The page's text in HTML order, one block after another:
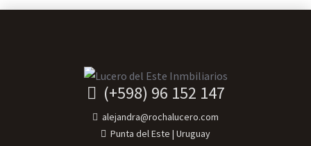
(+598) 96 152 147
alejandra@rochalucero.com
Punta del Este | Uruguay